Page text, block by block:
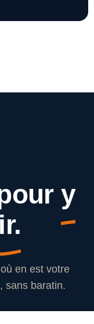
y
en est votre
sans baratin.